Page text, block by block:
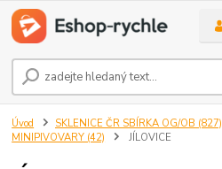
Úvod SKLENICE ČR SBÍRKA OG/OB (827)
MINIPIVOVARY (42)
JÍLOVICE